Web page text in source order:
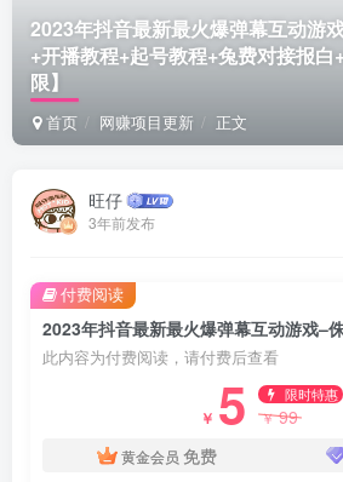
2023年抖音最新最火爆弹幕互动游
+开播教程+起号教程+兔费对接报
限】
首页 网赚项目更新 正文
旺仔
3年前发布
此内容为付费阅读，请付费后查看
￥ 5 限时特惠
￥99
黄金会员 免费
付费阅读